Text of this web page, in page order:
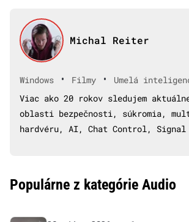
Michal Reiter
Windows • Filmy •
Umelá
Viac ako 20 rokov sledujem
oblasti bezpečnosti, súkromia,
hardvéru, AI, Chat Control,
Populárne z kategórie Audio